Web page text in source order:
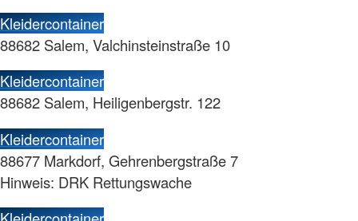
Kleidercontainer
88682 Salem, Valchinsteinstraße 10
Kleidercontainer
88682 Salem, Heiligenbergstr. 122
Kleidercontainer
88677 Markdorf, Gehrenbergstraße 7
Hinweis: DRK Rettungswache